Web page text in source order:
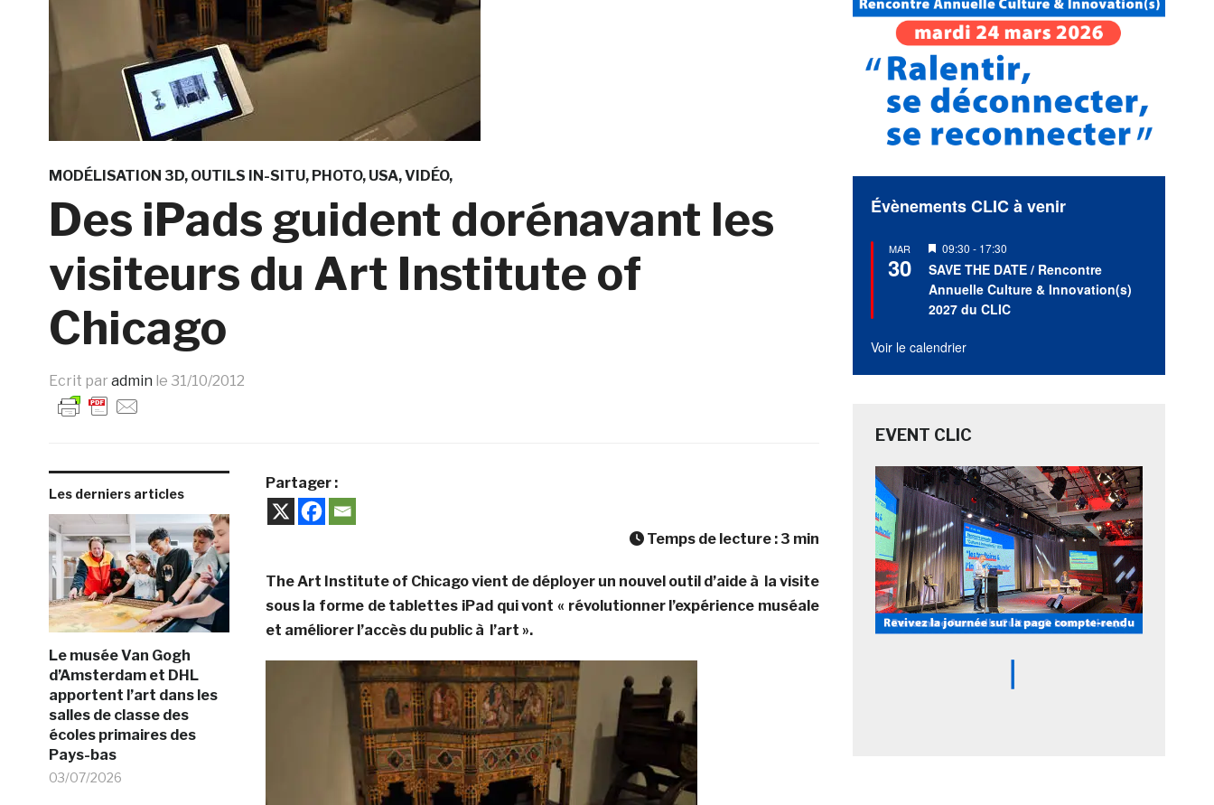
MODÉLISATION 3D OUTILS IN-SITU PHOTO USA VIDÉO
Des iPads guident dorénavant les
visiteurs du Art Institute of
Chicago
Ecrit par admin le 31/10/2012
Les derniers articles
Le musée Van Gogh
d’Amsterdam et DHL
apportent l’art dans les
salles de classe des
écoles primaires des
Pays-bas
03/07/2026
Partager :
Temps de lecture : 3 min
The Art Institute of Chicago vient de déployer un nouvel outil d’aide à la visite
sous la forme de tablettes iPad qui vont « révolutionner l’expérience muséale
et améliorer l’accès du public à l’art ».
Évènements CLIC à venir
MAR
30
Mis
en
avant
09:30 - 17:30
SAVE THE DATE / Rencontre
Annuelle Culture & Innovation(s)
2027 du CLIC
Voir le calendrier
EVENT CLIC